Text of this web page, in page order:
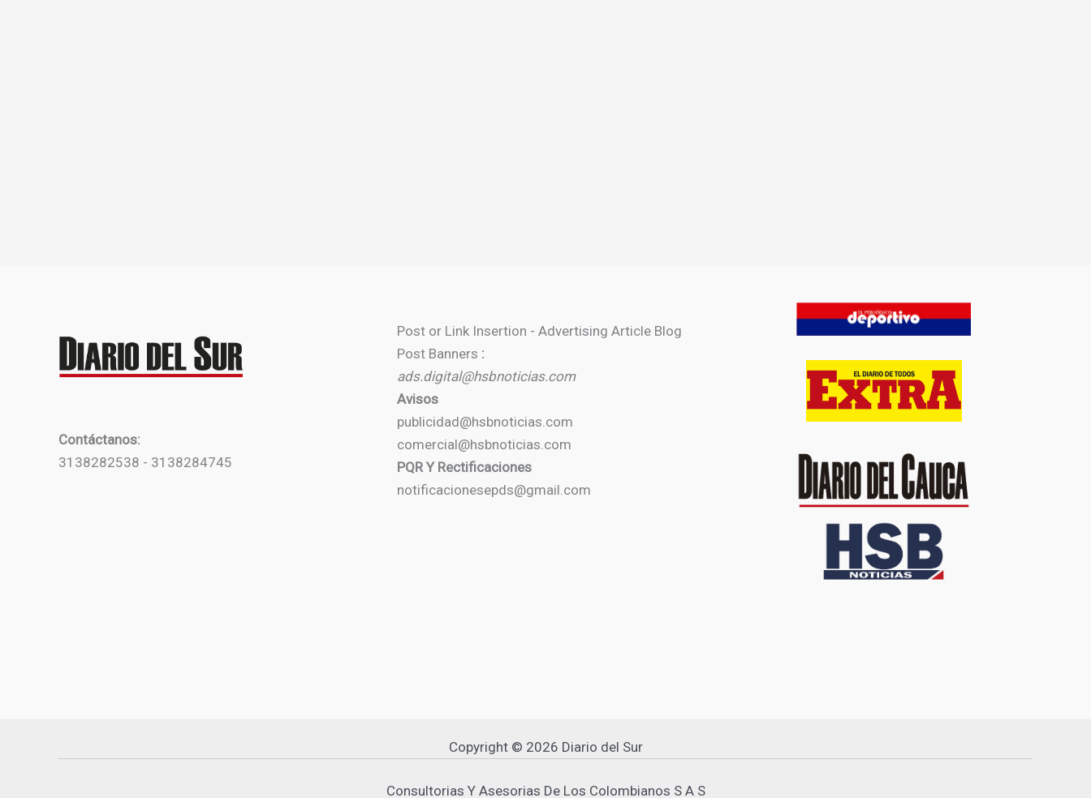
Contáctanos:
3138282538 - 3138284745
Post or Link Insertion - Advertising Article Blog
Post Banners :
ads.digital@hsbnoticias.com
Avisos
publicidad@hsbnoticias.com
comercial@hsbnoticias.com
PQR Y Rectificaciones
notificacionesepds@gmail.com
Copyright © 2026 Diario del Sur
Consultorias Y Asesorias De Los Colombianos S A S